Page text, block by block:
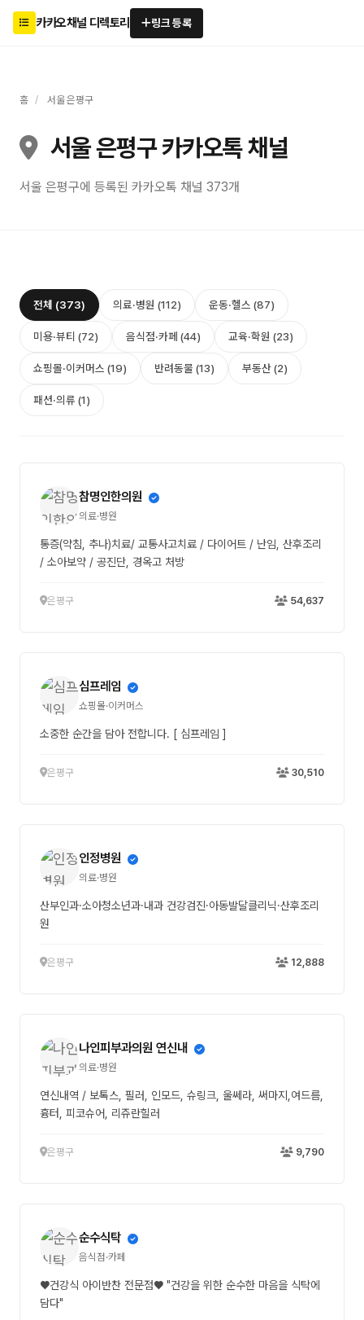
카카오채널 디렉토리 링크 등록
홈 / 서울 은평구
서울 은평구 카카오톡 채널
서울 은평구에 등록된 카카오톡 채널 373개
전체 (373) 의료·병원 (112) 운동·헬스 (87)
미용·뷰티 (72) 음식점·카페 (44) 교육·학원 (23)
쇼핑몰·이커머스 (19) 반려동물 (13) 부동산 (2)
패션·의류 (1)
참명인한의원
의료·병원
통증(약침, 추나)치료/ 교통사고치료 / 다이어트 / 난임, 산후조리
/ 소아보약 / 공진단, 경옥고 처방
은평구 54,637
심프레임
쇼핑몰·이커머스
소중한 순간을 담아 전합니다. [ 심프레임 ]
은평구 30,510
인정병원
의료·병원
산부인과·소아청소년과·내과 건강검진·아동발달클리닉·산후조리
원
은평구 12,888
나인피부과의원 연신내
의료·병원
연신내역 / 보톡스, 필러, 인모드, 슈링크, 울쎄라, 써마지,여드름,
흉터, 피코슈어, 리쥬란힐러
은평구 9,790
순수식탁
음식점·카페
♥건강식 아이반찬 전문점♥ "건강을 위한 순수한 마음을 식탁에
담다"